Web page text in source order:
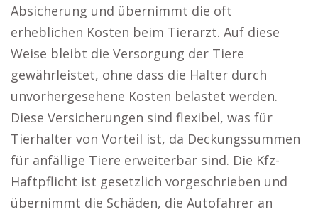
Absicherung und übernimmt die oft
erheblichen Kosten beim Tierarzt. Auf diese
Weise bleibt die Versorgung der Tiere
gewährleistet, ohne dass die Halter durch
unvorhergesehene Kosten belastet werden.
Diese Versicherungen sind flexibel, was für
Tierhalter von Vorteil ist, da Deckungssummen
für anfällige Tiere erweiterbar sind. Die Kfz-
Haftpflicht ist gesetzlich vorgeschrieben und
übernimmt die Schäden, die Autofahrer an